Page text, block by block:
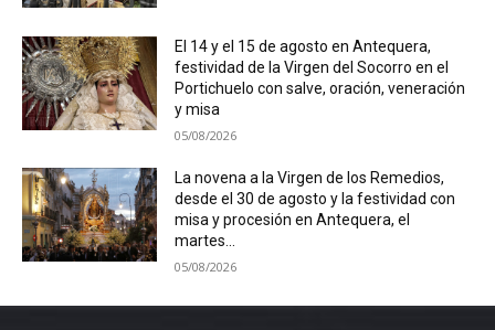
El 14 y el 15 de agosto en Antequera,
festividad de la Virgen del Socorro en el
Portichuelo con salve, oración, veneración
y misa
05/08/2026
La novena a la Virgen de los Remedios,
desde el 30 de agosto y la festividad con
misa y procesión en Antequera, el
martes...
05/08/2026